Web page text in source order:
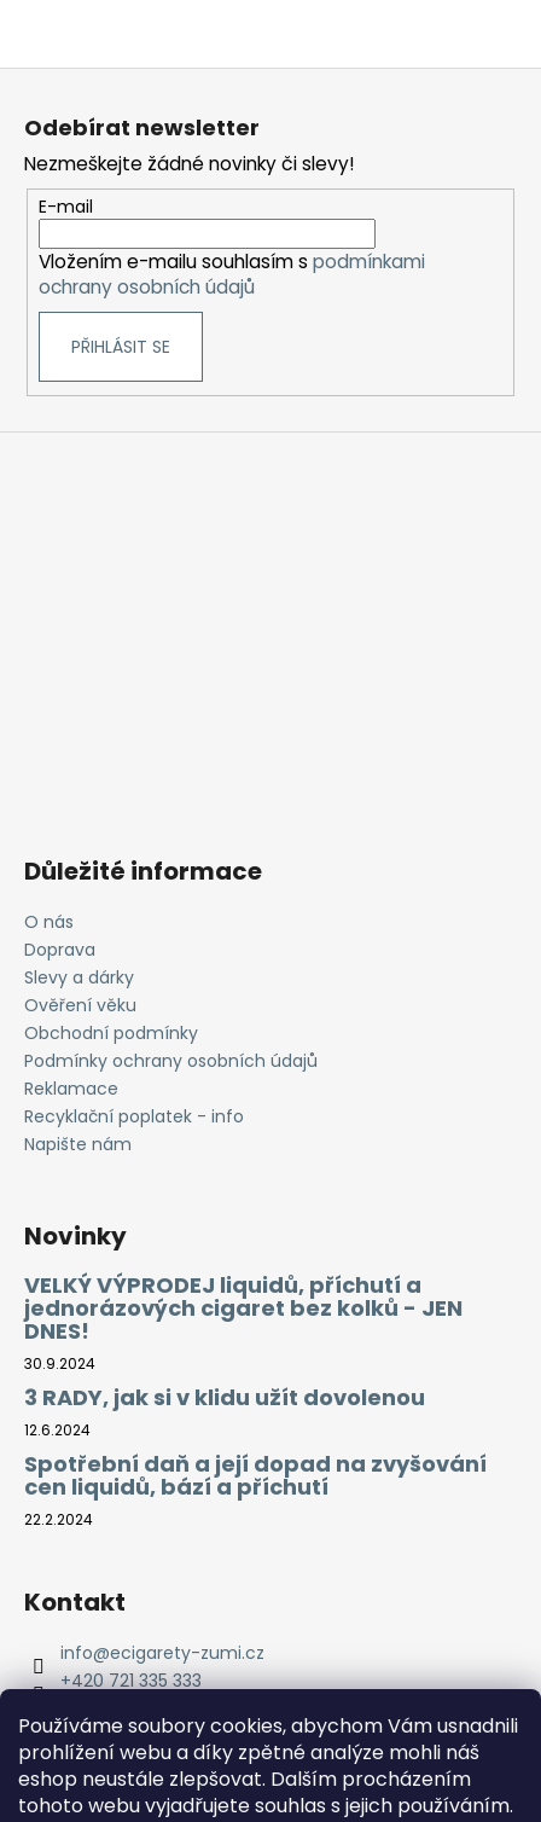
Používáme soubory cookies, abychom Vám usnadnili
prohlížení webu a díky zpětné analýze mohli náš
eshop neustále zlepšovat. Dalším procházením
tohoto webu vyjadřujete souhlas s jejich používáním.
Odebírat newsletter
Nezmeškejte žádné novinky či slevy!
E-mail
Vložením e-mailu souhlasím s podmínkami
ochrany osobních údajů
PŘIHLÁSIT SE
Důležité informace
O nás
Doprava
Slevy a dárky
Ověření věku
Obchodní podmínky
Podmínky ochrany osobních údajů
Reklamace
Recyklační poplatek - info
Napište nám
Novinky
VELKÝ VÝPRODEJ liquidů, příchutí a
jednorázových cigaret bez kolků - JEN
DNES!
30.9.2024
3 RADY, jak si v klidu užít dovolenou
12.6.2024
Spotřební daň a její dopad na zvyšování
cen liquidů, bází a příchutí
22.2.2024
Kontakt
info@ecigarety-zumi.cz
+420 721 335 333